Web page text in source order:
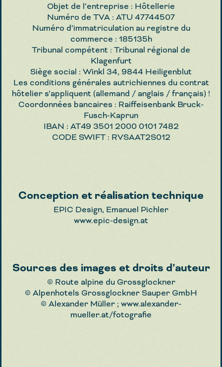
Objet de l’entreprise : Hôtellerie
Numéro de TVA : ATU 47744507
Numéro d’immatriculation au registre du
commerce : 185135h
Tribunal compétent : Tribunal régional de
Klagenfurt
Siège social : Winkl 34, 9844 Heiligenblut
Les conditions générales autrichiennes du contrat
hôtelier s’appliquent (allemand / anglais / français) !
Coordonnées bancaires : Raiffeisenbank Bruck-
Fusch-Kaprun
IBAN : AT49 3501 2000 0101 7482
CODE SWIFT : RVSAAT2S012
Conception et réalisation technique
EPIC Design, Emanuel Pichler
www.epic-design.at
Sources des images et droits d’auteur
© Route alpine du Grossglockner
© Alpenhotels Grossglockner Sauper GmbH
© Alexander Müller ; www.alexander-
mueller.at/fotografie